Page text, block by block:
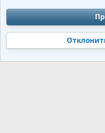
Обратная связь
Политика
Community platform by
Jumuro®|Media embeds via